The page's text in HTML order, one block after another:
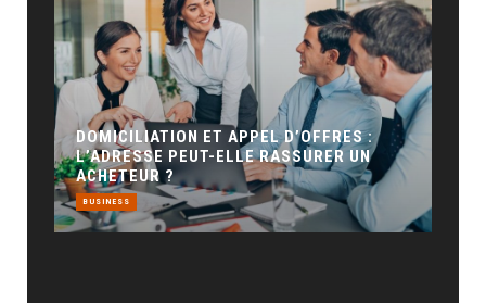
D’OFFRES :
RASSURER UN
GÉO SEO : UN LEVIER
POUR LA VISIBILITÉ LOCALE
BUSINESS